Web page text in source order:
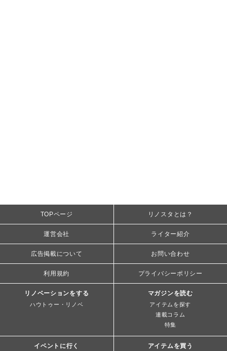
TOPページ リノスタとは？
運営会社 ライター紹介
広告掲載について お問い合わせ
利用規約 プライバシーポリシー
リノベーションをする
ハウトゥー・リノベ
マガジンを読む
アイテムを探す
連載コラム
特集
イベントに行く アイテムを買う